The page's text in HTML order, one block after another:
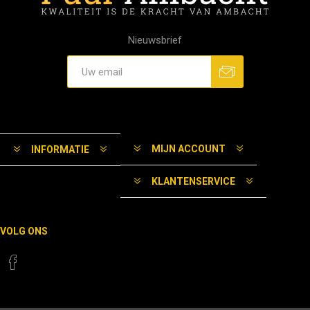
Nieuwsbrief
INFORMATIE MIJN ACCOUNT
KLANTENSERVICE
VOLG ONS